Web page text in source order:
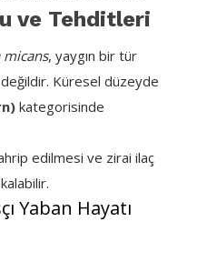
ve Tehditleri
, yaygın bir tür
Küresel düzeyde
kategorisinde
edilmesi ve zirai ilaç
Yaban Hayatı